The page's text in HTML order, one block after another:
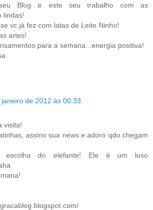
Blog e este seu trabalho com as
lindas!
vc já fez com latas de Leite Ninho!
artes!
para a semana...energia positiva!
janeiro de 2012 às 00:33
visita!
assino sua news e adoro qdo chegam
escolha do elefante! Ele é um luxo